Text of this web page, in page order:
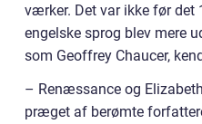
værker. Det var ikke før det
engelske sprog blev mere
som Geoffrey Chaucer,
– Renæssance og
præget af berømte